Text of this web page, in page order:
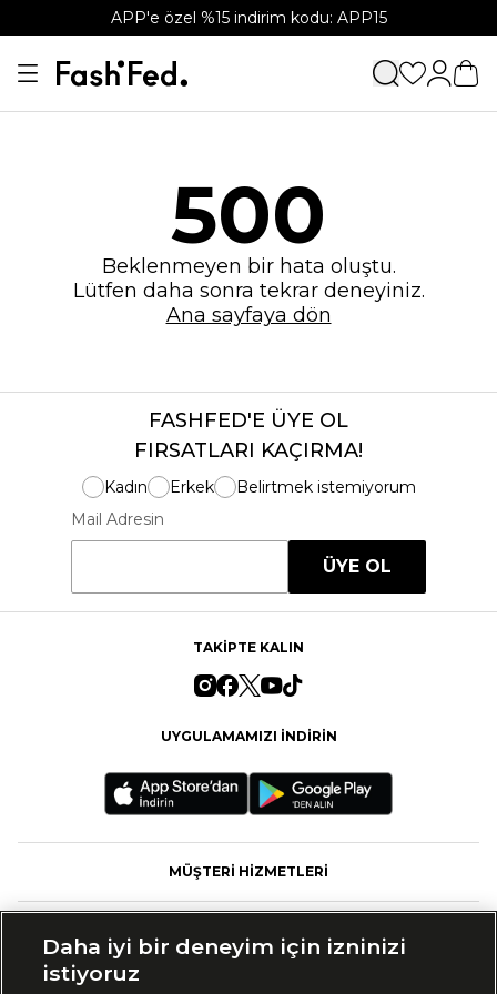
APP'e özel %15 indirim kodu: APP15
500
Beklenmeyen bir hata oluştu.
Lütfen daha sonra tekrar deneyiniz.
Ana sayfaya dön
FASHFED'E ÜYE OL
FIRSATLARI KAÇIRMA!
Kadın Erkek
Belirtmek istemiyorum
Mail Adresin
ÜYE OL
TAKİPTE KALIN
UYGULAMAMIZI İNDİRİN
MÜŞTERİ HİZMETLERİ
Daha iyi bir deneyim için izninizi
istiyoruz